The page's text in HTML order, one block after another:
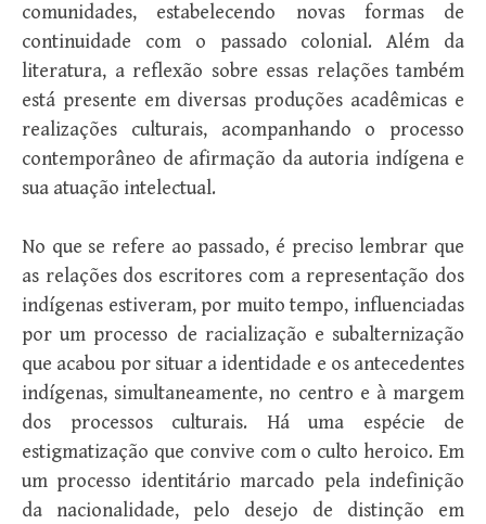
comunidades, estabelecendo novas formas de
continuidade com o passado colonial. Além da
literatura, a reflexão sobre essas relações também
está presente em diversas produções acadêmicas e
realizações culturais, acompanhando o processo
contemporâneo de afirmação da autoria indígena e
sua atuação intelectual.
No que se refere ao passado, é preciso lembrar que
as relações dos escritores com a representação dos
indígenas estiveram, por muito tempo, influenciadas
por um processo de racialização e subalternização
que acabou por situar a identidade e os antecedentes
indígenas, simultaneamente, no centro e à margem
dos processos culturais. Há uma espécie de
estigmatização que convive com o culto heroico. Em
um processo identitário marcado pela indefinição
da nacionalidade, pelo desejo de distinção em